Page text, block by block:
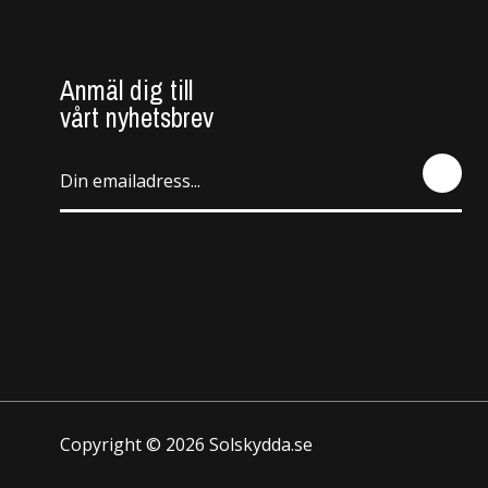
Anmäl dig till
vårt nyhetsbrev
SEN
Copyright © 2026 Solskydda.se